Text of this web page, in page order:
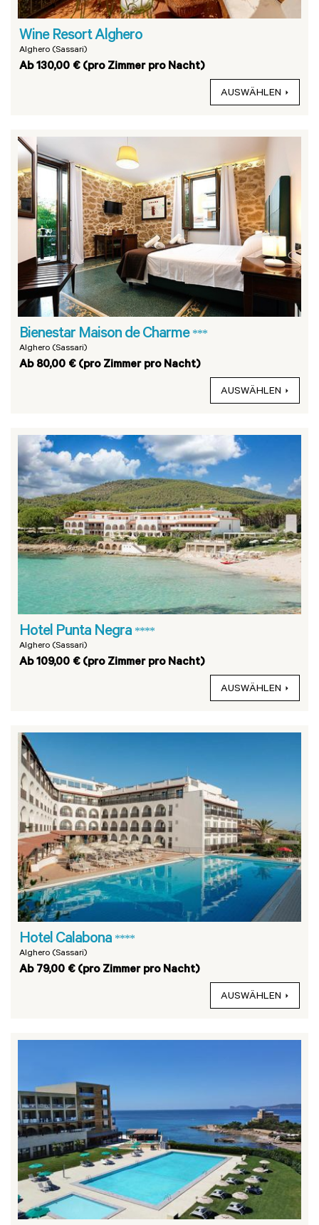
Wine Resort Alghero
Alghero (Sassari)
Ab 130,00 € (pro Zimmer pro Nacht)
AUSWÄHLEN
Bienestar Maison de Charme ***
Alghero (Sassari)
Ab 80,00 € (pro Zimmer pro Nacht)
AUSWÄHLEN
Hotel Punta Negra ****
Alghero (Sassari)
Ab 109,00 € (pro Zimmer pro Nacht)
AUSWÄHLEN
Hotel Calabona ****
Alghero (Sassari)
Ab 79,00 € (pro Zimmer pro Nacht)
AUSWÄHLEN